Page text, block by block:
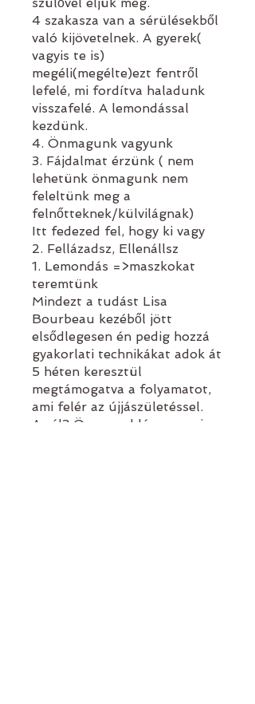
4 szakasza van a sérülésekből
való kijövetelnek. A gyerek(
vagyis te is)
megéli(megélte)ezt fentről
lefelé, mi fordítva haladunk
visszafelé. A lemondással
kezdünk.
4. Önmagunk vagyunk
3. Fájdalmat érzünk ( nem
lehetünk önmagunk nem
feleltünk meg a
felnőtteknek/külvilágnak)
Itt fedezed fel, hogy ki vagy
2. Fellázadsz, Ellenállsz
1. Lemondás =>maszkokat
teremtünk
Mindezt a tudást Lisa
Bourbeau kezéből jött
elsődlegesen én pedig hozzá
gyakorlati technikákat adok át
5 héten keresztül
megtámogatva a folyamatot,
ami felér az újjászületéssel.
A cél? Önmagad légy, ennyi